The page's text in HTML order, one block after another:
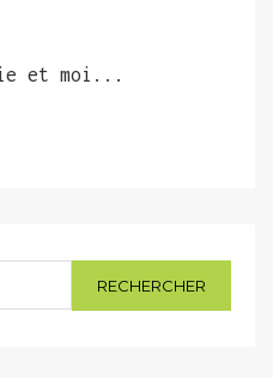
et moi...